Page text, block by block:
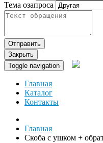
Тема озапроса
Отправить
Закрыть
Toggle navigation
Главная
Каталог
Контакты
Главная
Скоба с ушком +